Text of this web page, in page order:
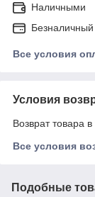
Наличными
Безналичный
Все условия
Условия
Возврат товара
Все условия
Подобные